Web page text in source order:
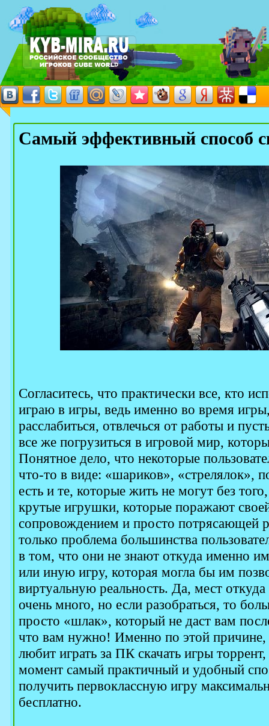
Самый эффективный способ
Согласитесь, что практически все, кто
играю в игры, ведь именно во время
расслабиться, отвлечься от работы и
все же погрузиться в игровой мир,
Понятное дело, что некоторые
что-то в виде: «шариков», «стрелялок»,
есть и те, которые жить не могут без
крутые игрушки, которые поражают
сопровождением и просто потрясающей
только проблема большинства
в том, что они не знают откуда именно
или иную игру, которая могла бы им
виртуальную реальность. Да, мест
очень много, но если разобраться, то
просто «шлак», который не даст вам
что вам нужно! Именно по этой
любит играть за ПК скачать игры
момент самый практичный и удобный
получить первоклассную игру
бесплатно.